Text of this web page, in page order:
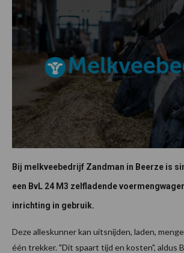
Bij melkveebedrijf Zandman in Beerze is
een BvL 24 M3 zelfladende
inrichting in gebruik.
Deze alleskunner kan uitsnijden, laden,
één trekker. "Dit spaart tijd en kosten", aldus